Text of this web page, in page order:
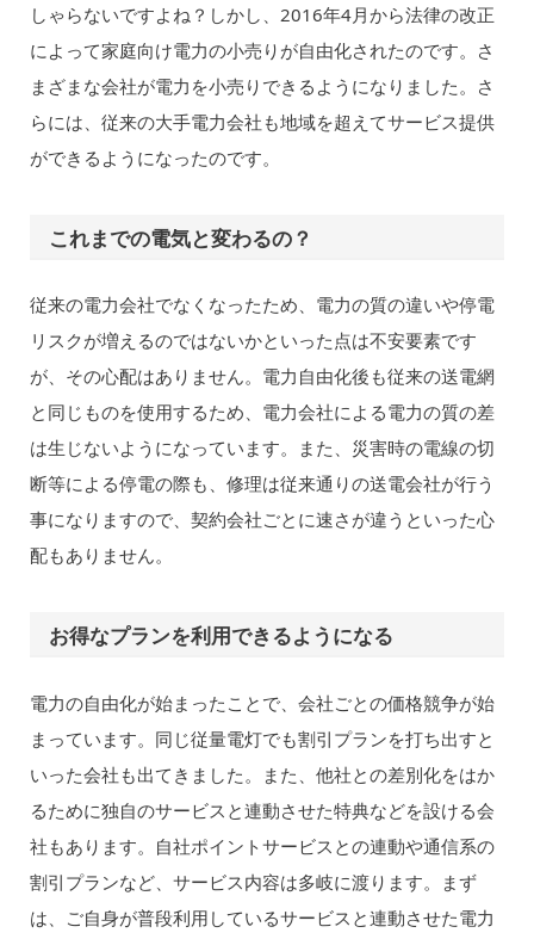
しゃらないですよね？しかし、2016年4月から法律の改正
によって家庭向け電力の小売りが自由化されたのです。さ
まざまな会社が電力を小売りできるようになりました。さ
らには、従来の大手電力会社も地域を超えてサービス提供
ができるようになったのです。
これまでの電気と変わるの？
従来の電力会社でなくなったため、電力の質の違いや停電
リスクが増えるのではないかといった点は不安要素です
が、その心配はありません。電力自由化後も従来の送電網
と同じものを使用するため、電力会社による電力の質の差
は生じないようになっています。また、災害時の電線の切
断等による停電の際も、修理は従来通りの送電会社が行う
事になりますので、契約会社ごとに速さが違うといった心
配もありません。
お得なプランを利用できるようになる
電力の自由化が始まったことで、会社ごとの価格競争が始
まっています。同じ従量電灯でも割引プランを打ち出すと
いった会社も出てきました。また、他社との差別化をはか
るために独自のサービスと連動させた特典などを設ける会
社もあります。自社ポイントサービスとの連動や通信系の
割引プランなど、サービス内容は多岐に渡ります。まず
は、ご自身が普段利用しているサービスと連動させた電力